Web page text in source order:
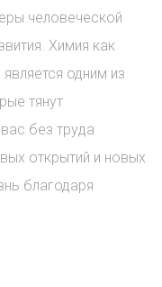
человеческой
Химия как
одним из
тянут
без труда
открытий и новых
благодаря